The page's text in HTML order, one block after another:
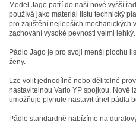
Model Jago patří do naší nové vyšší
používá jako materiál listu technický
pro zajištění nejlepších mechanických
zachování vysoké pevnosti velmi lehký.
Pádlo Jago je pro svoji menší plochu
ženy.
Lze volit jednodílné nebo dělitelné
nastavitelnou Vario YP spojkou. Nově
umožňuje plynule nastavit úhel pádla
Pádlo standardně nabízíme na